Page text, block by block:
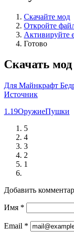
Скачайте мод
Откройте
Активируйте
Готово
Скачать
Для Майнкрафт
Источник
1.19ОружиеПушки
5
4
3
2
1
Добавить
Имя *
Email *